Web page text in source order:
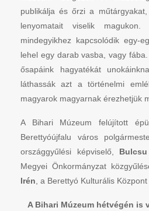
publikálja és őrzi a
lenyomatait viselik
mindegyikhez kapcsolódik egy-
lehel egy darab vasba, vagy
ősapáink hagyatékát
láthassák azt a történelmi
magyarok magyarnak érezhetjük
A Bihari Múzeum felújított
Berettyóújfalu város
országgyűlési képviselő,
Megyei Önkormányzat
Irén , a Berettyó Kulturális
A Bihari Múzeum hétvégén is